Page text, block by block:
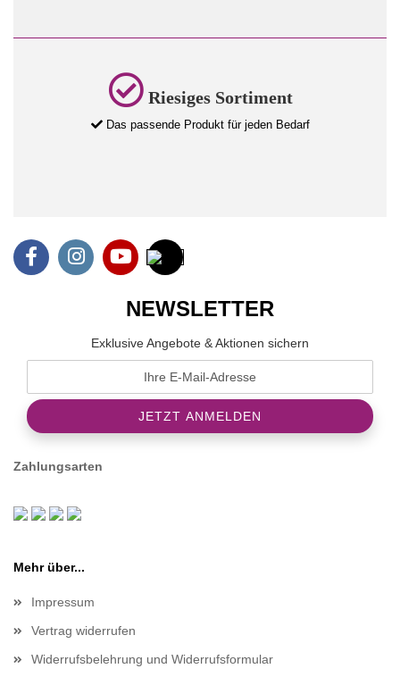
Riesiges Sortiment
Das passende Produkt für jeden Bedarf
NEWSLETTER
Exklusive Angebote & Aktionen sichern
Zahlungsarten
Mehr über...
Impressum
Vertrag widerrufen
Widerrufsbelehrung und Widerrufsformular